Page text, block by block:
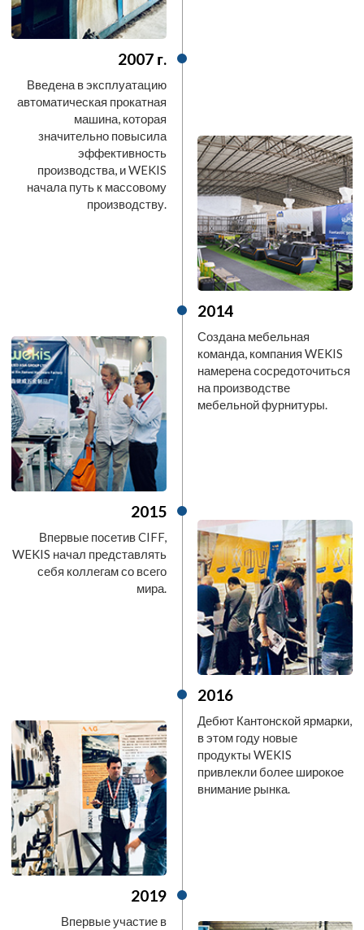
2007 г.
Введена в эксплуатацию
автоматическая прокатная
машина, которая
значительно повысила
эффективность
производства, и WEKIS
начала путь к массовому
производству.
2014
Создана мебельная
команда, компания WEKIS
намерена сосредоточиться
на производстве
мебельной фурнитуры.
2015
Впервые посетив CIFF,
WEKIS начал представлять
себя коллегам со всего
мира.
2016
Дебют Кантонской ярмарки,
в этом году новые
продукты WEKIS
привлекли более широкое
внимание рынка.
2019
Впервые участие в